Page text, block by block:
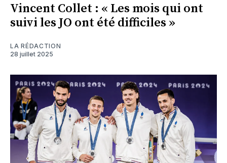
Vincent Collet : « Les mois qui ont
suivi les JO ont été difficiles »
LA RÉDACTION
28 juillet 2025